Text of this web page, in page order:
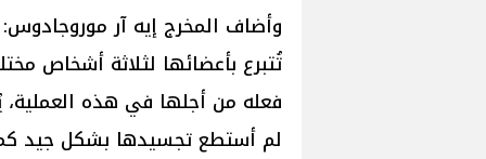
تُتبرع بأعضائها لثلاثة أشخاص
فعله من أجلها في هذه
لم أستطع تجسيدها بشكل جيد